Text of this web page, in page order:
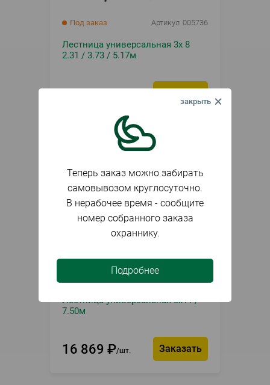
Под заказ Артикул 005736
Лестница универсальная 3х 8
2.31 / 3.73 / 5.17м
14 946 ₽
Лестница универсальная 3х11 /
7.50м
16 869 ₽ шт. Заказать
Теперь заказ можно забирать
самовывозом круглосуточно.
В нерабочее время - сообщите
номер собранного заказа
охраннику.
Подробнее